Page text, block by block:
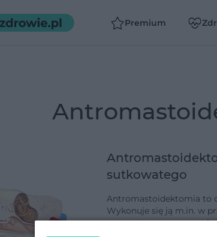
Premium
sutkowatego
Antromastoidektomia to
Wykonuje się ją m.in. w
wewnętrznego czy